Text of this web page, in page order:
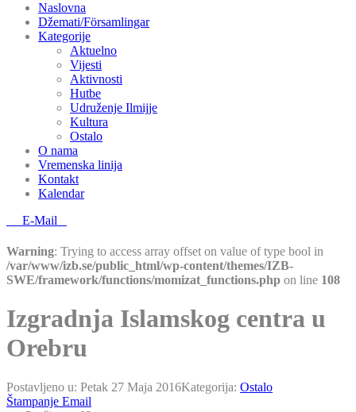
Naslovna
Džemati/Församlingar
Kategorije
Aktuelno
Vijesti
Aktivnosti
Hutbe
Udruženje Ilmijje
Kultura
Ostalo
O nama
Vremenska linija
Kontakt
Kalendar
E-Mail
Warning: Trying to access array offset on value of type bool in
/var/www/izb.se/public_html/wp-content/themes/IZB-
SWE/framework/functions/momizat_functions.php on line 108
Izgradnja Islamskog centra u
Оrebru
Postavljeno u: Petak 27 Maja 2016Kategorija: Ostalo
Štampanje Email